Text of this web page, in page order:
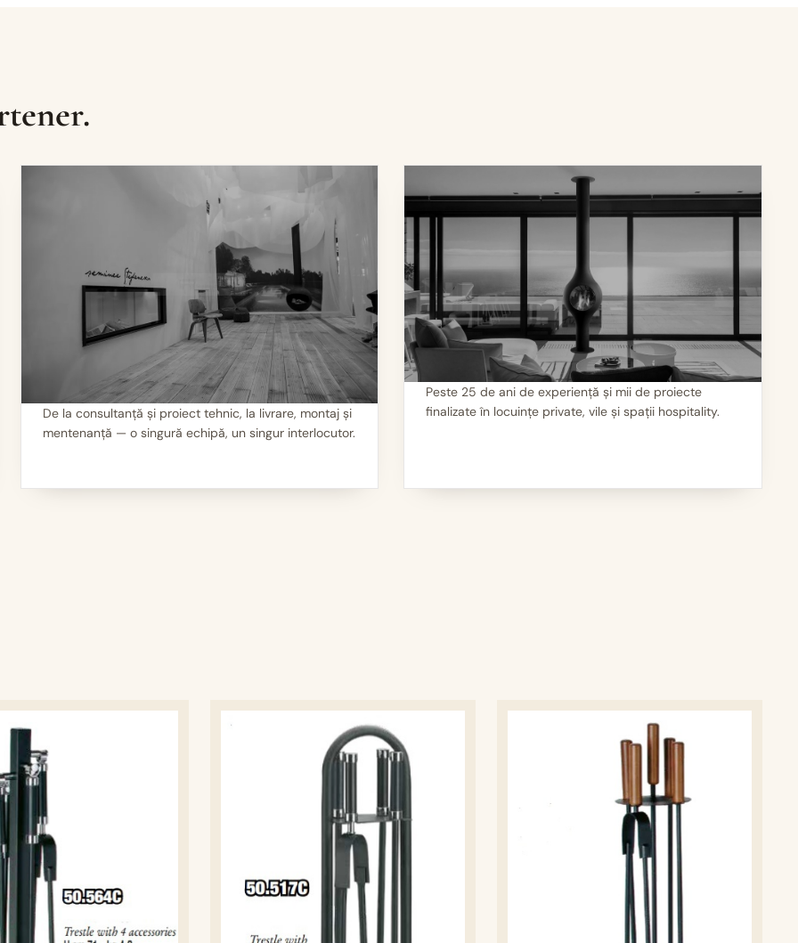
II
De la consultanță și proiect tehnic, la livrare, montaj și
mentenanță — o singură echipă, un singur interlocutor.
III
Peste 25 de ani de experiență și mii de proiecte
finalizate în locuințe private, vile și spații hospitality.